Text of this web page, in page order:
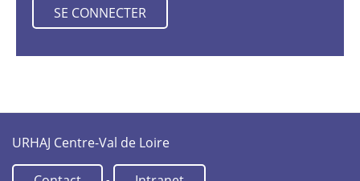
URHAJ Centre-Val de Loire